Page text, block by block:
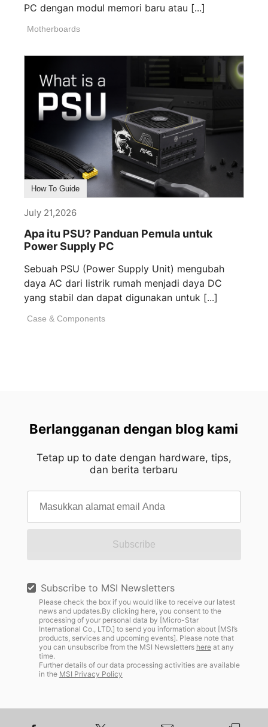
PC dengan modul memori baru atau [...]
Motherboards
How To Guide
July 21,2026
Apa itu PSU? Panduan Pemula untuk
Power Supply PC
Sebuah PSU (Power Supply Unit) mengubah
daya AC dari listrik rumah menjadi daya DC
yang stabil dan dapat digunakan untuk [...]
Case & Components
Berlangganan dengan blog kami
Tetap up to date dengan hardware, tips,
dan berita terbaru
Subscribe
Subscribe to MSI Newsletters
Please check the box if you would like to receive our latest
news and updates.By clicking here, you consent to the
processing of your personal data by [Micro-Star
International Co., LTD.] to send you information about [MSI’s
products, services and upcoming events]. Please note that
you can unsubscribe from the MSI Newsletters hereat any
time.
Further details of our data processing activities are available
in the MSI Privacy Policy